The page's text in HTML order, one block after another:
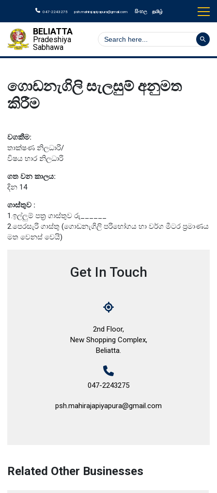
047-2243275 psh.mahirajapiyapura@gmail.com සිංහල தமிழ்
BELIATTA
Pradeshiya
Sabhawa
Search
for:
Search
ගොඩනැගිලි සැලසුම් අනුමත
කිරීම
වගකීම:
තාක්ෂණ නිලධාරි/
විෂය භාර නිලධාරි
ගත වන කාලය:
දින 14
ගාස්තුව :
1.ඉල්ලුම් පත්‍ර ගාස්තුව රු______
2.පෙරසැරි ගාස්තු (ගොඩනැගිලි පරිභෝගය හා වර්ග මීටර ප්‍රමාණය
මත වෙනස් වෙයි)
Get In Touch
2nd Floor,
New Shopping Complex,
Beliatta.
047-2243275
psh.mahirajapiyapura@gmail.com
Related Other Businesses